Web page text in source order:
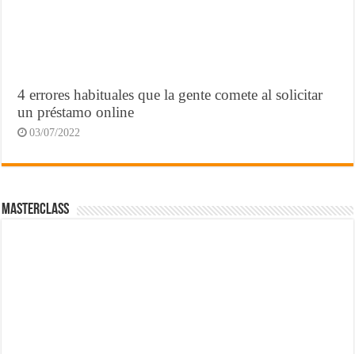
4 errores habituales que la gente comete al solicitar
un préstamo online
03/07/2022
MasterClass